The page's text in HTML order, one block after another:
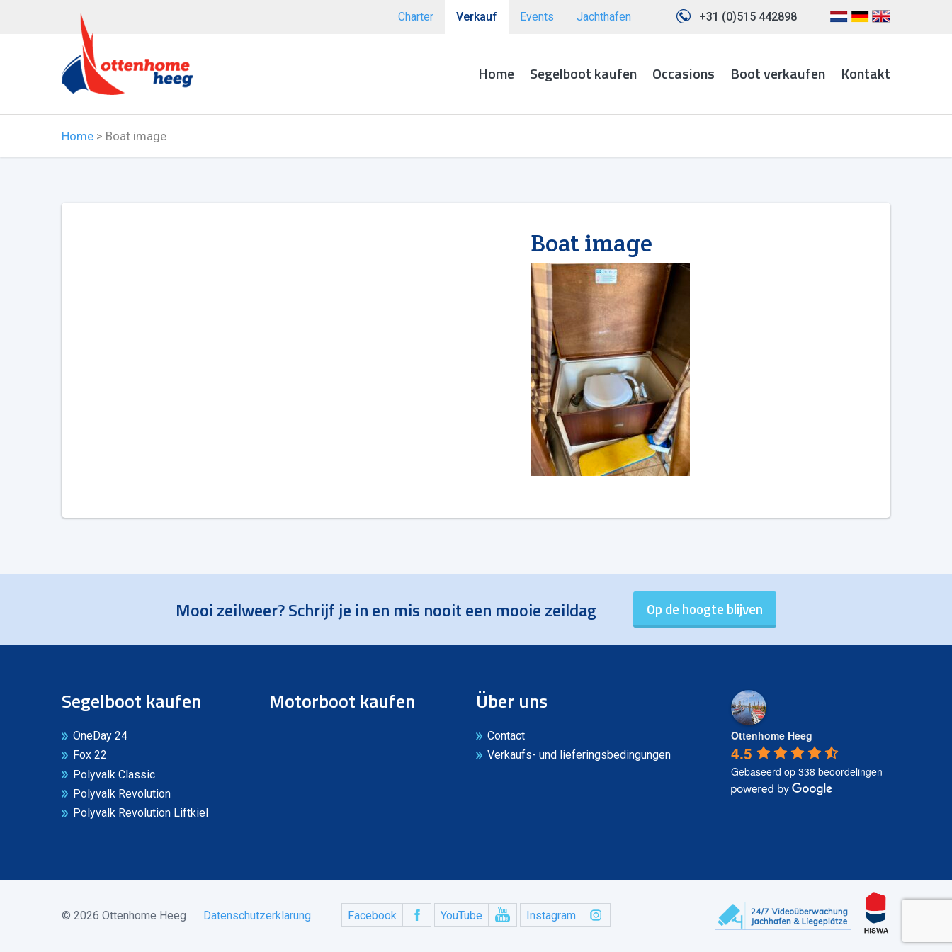
+31 (0)515 442898
Charter Verkauf Events Jachthafen
Home Segelboot kaufen Occasions Boot verkaufen Kontakt
Home > Boat image
Boat image
Mooi zeilweer? Schrijf je in en mis nooit een mooie zeildag
Segelboot kaufen
OneDay 24
Fox 22
Polyvalk Classic
Polyvalk Revolution
Polyvalk Revolution Liftkiel
Motorboot kaufen Über uns
Contact
Verkaufs- und lieferingsbedingungen
Ottenhome Heeg
4.5
Gebaseerd op 338 beoordelingen
© 2026 Ottenhome Heeg Datenschutzerklarung Facebook YouTube Instagram